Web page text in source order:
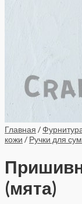
Главная /
кожи / Ручки для
(мята)